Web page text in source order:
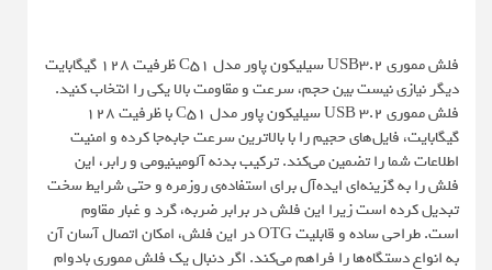
فلش مموری USB3.2 سیلیکون پاور مدل C51 ظرفیت 128 گیگابایت
دیگر نیازی نیست بین حجم، سرعت و مقاومت بالا یکی را انتخاب کنید.
فلش مموری USB 3.2 سیلیکون پاور مدل C51 با ظرفیت 128
گیگابایت، فایل‌های حجیم را با بالاترین سرعت جابه‌جا کرده و امنیت
اطلاعات شما را تضمین می‌کند. ترکیب بدنه آلومینیومی و رابر، این
فلش را به گزینه‌ای ایده‌آل برای استفاده‌ی روزمره و حتی شرایط سخت
تبدیل کرده است زیرا این فلش در برابر ضربه، گرد و غبار مقاوم
است. طراحی ساده و قابلیت OTG در این فلش، امکان اتصال آسان آن
به انواع دستگاه‌ها را فراهم می‌کند. اگر دنبال یک فلش مموری بادوام